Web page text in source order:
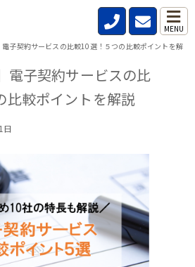
MENU
電子契約サービスの比較10選！５つの比較ポイントを解
電子契約サービスの比
比較ポイントを解説
日